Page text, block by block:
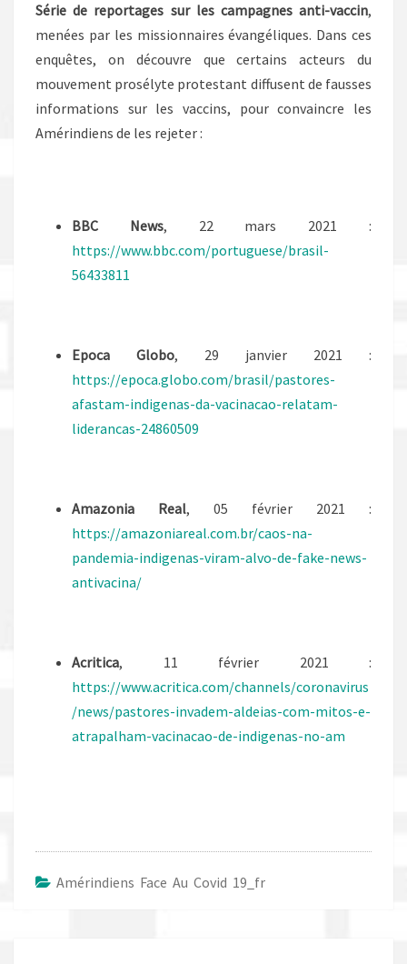
Série de reportages sur les campagnes anti-vaccin,
menées par les missionnaires évangéliques. Dans ces
enquêtes, on découvre que certains acteurs du
mouvement prosélyte protestant diffusent de fausses
informations sur les vaccins, pour convaincre les
Amérindiens de les rejeter :
BBC News, 22 mars 2021 :
https://www.bbc.com/portuguese/brasil-
56433811
Epoca Globo, 29 janvier 2021 :
https://epoca.globo.com/brasil/pastores-
afastam-indigenas-da-vacinacao-relatam-
liderancas-24860509
Amazonia Real, 05 février 2021 :
https://amazoniareal.com.br/caos-na-
pandemia-indigenas-viram-alvo-de-fake-news-
antivacina/
Acritica, 11 février 2021 :
https://www.acritica.com/channels/coronavirus
/news/pastores-invadem-aldeias-com-mitos-e-
atrapalham-vacinacao-de-indigenas-no-am
Amérindiens Face Au Covid 19_fr